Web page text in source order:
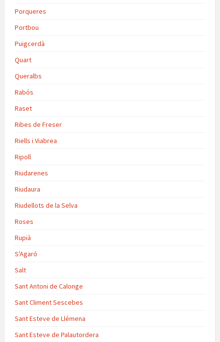
Porqueres
Portbou
Puigcerdà
Quart
Queralbs
Rabós
Raset
Ribes de Freser
Riells i Viabrea
Ripoll
Riudarenes
Riudaura
Riudellots de la Selva
Roses
Rupià
S'Agaró
Salt
Sant Antoni de Calonge
Sant Climent Sescebes
Sant Esteve de Llémena
Sant Esteve de Palautordera